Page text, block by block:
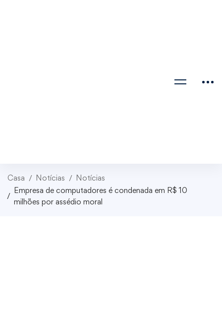
Casa Notícias
Notícias
Empresa de computadores é condenada em R$ 10
milhões por assédio moral